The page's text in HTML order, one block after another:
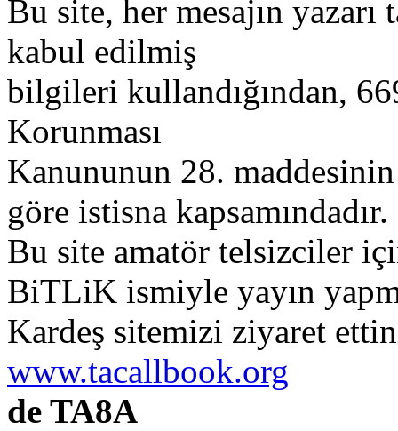
Bu site, her mesajın
kabul edilmiş
bilgileri kullandığından,
Korunması
Kanununun 28. maddesinin
göre istisna kapsamındadır.
Bu site amatör telsizciler
BiTLiK ismiyle yayın
Kardeş sitemizi ziyaret
www.tacallbook.org
de TA8A